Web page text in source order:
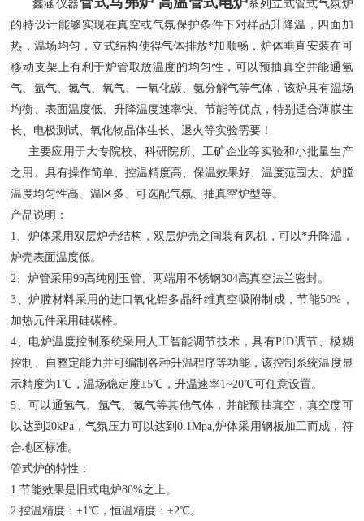
鑫涵仪器
系列立式管式气氛炉
的特设计能够实现在真空或气氛保护条件下对样品升降温，四面加
热，温场均匀，立式结构使得气体排放*加顺畅，炉体垂直安装在可
移动支架上有利于炉管取放温度的均匀性，可以预抽真空并能通氢
气、氩气、氮气、氧气、一氧化碳、氨分解气等气体，该炉具有温场
均衡、表面温度低、升降温度速率快、节能等优点，特别适合薄膜生
长、电极测试、氧化物晶体生长、退火等实验需要！
主要应用于大专院校、科研院所、工矿企业等实验和小批量生产
之用。具有操作简单、控温精度高、保温效果好、温度范围大、炉膛
温度均匀性高、温区多、可选配气氛、抽真空炉型等。
产品说明：
1、炉体采用双层炉壳结构，双层炉壳之间装有风机，可以*升降温，
炉壳表面温度低。
2、炉管采用99高纯刚玉管、两端用不锈钢304高真空法兰密封。
3、炉膛材料采用的进口氧化铝多晶纤维真空吸附制成，节能50%，
加热元件采用硅碳棒。
4、电炉温度控制系统采用人工智能调节技术，具有PID调节、模糊
控制、自整定能力并可编制各种升温程序等功能，该控制系统温度显
示精度为1℃，温场稳定度±5℃，升温速率1~20℃可任意设置。
5、可以通氢气、氩气、氮气等其他气体，并能预抽真空，真空度可
以达到20kPa，气氛压力可以达到0.1Mpa,炉体采用钢板加工而成，符
合地区标准。
管式炉的特性：
1.节能效果是旧式电炉80%之上。
2.控温精度：±1℃，恒温精度：±2℃。